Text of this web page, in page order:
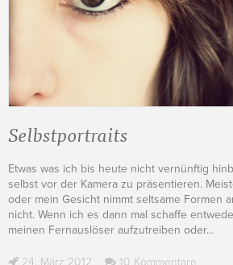
Selbstportraits
Etwas was ich bis heute nicht vernünftig
selbst vor der Kamera zu präsentieren.
oder mein Gesicht nimmt seltsame Formen
nicht. Wenn ich es dann mal schaffe
meinen Fernauslöser aufzutreiben oder…
24. März 2012 10 Kommentare